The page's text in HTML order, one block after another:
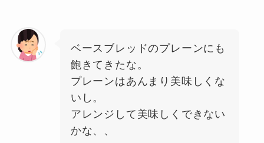
ベースブレッドのプレーンにも
飽きてきたな。
プレーンはあんまり美味しくな
いし。
アレンジして美味しくできない
かな、、